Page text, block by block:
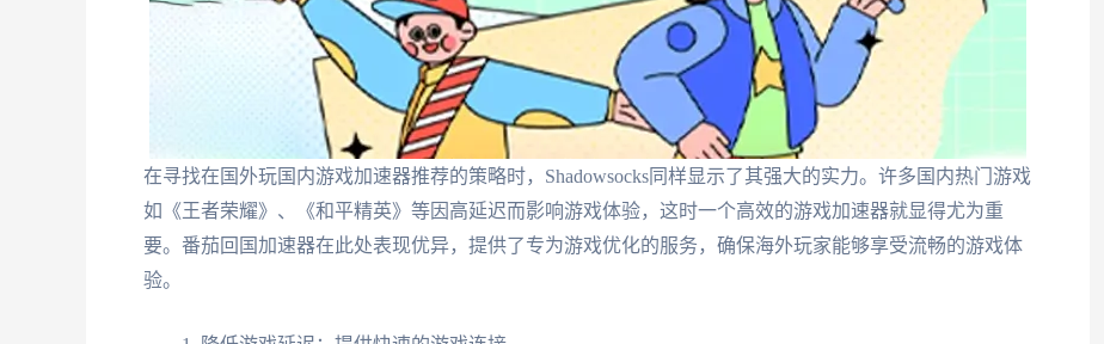
在寻找在国外玩国内游戏加速器推荐的策略时，Shadowsocks同样显示了其强大的实力。许多国内热门游戏
如《王者荣耀》、《和平精英》等因高延迟而影响游戏体验，这时一个高效的游戏加速器就显得尤为重
要。番茄回国加速器在此处表现优异，提供了专为游戏优化的服务，确保海外玩家能够享受流畅的游戏体
验。